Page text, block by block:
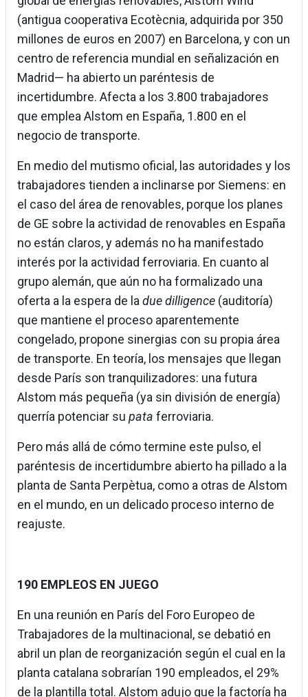
(antigua cooperativa Ecotècnia, adquirida por 350
millones de euros en 2007) en Barcelona, y con un
centro de referencia mundial en señalización en
Madrid— ha abierto un paréntesis de
incertidumbre. Afecta a los 3.800 trabajadores
que emplea Alstom en España, 1.800 en el
negocio de transporte.
En medio del mutismo oficial, las autoridades y los
trabajadores tienden a inclinarse por Siemens: en
el caso del área de renovables, porque los planes
de GE sobre la actividad de renovables en España
no están claros, y además no ha manifestado
interés por la actividad ferroviaria. En cuanto al
grupo alemán, que aún no ha formalizado una
oferta a la espera de la due dilligence (auditoría)
que mantiene el proceso aparentemente
congelado, propone sinergias con su propia área
de transporte. En teoría, los mensajes que llegan
desde París son tranquilizadores: una futura
Alstom más pequeña (ya sin división de energía)
querría potenciar su pata ferroviaria.
Pero más allá de cómo termine este pulso, el
paréntesis de incertidumbre abierto ha pillado a la
planta de Santa Perpètua, como a otras de Alstom
en el mundo, en un delicado proceso interno de
reajuste.
190 EMPLEOS EN JUEGO
En una reunión en París del Foro Europeo de
Trabajadores de la multinacional, se debatió en
abril un plan de reorganización según el cual en la
planta catalana sobrarían 190 empleados, el 29%
de la plantilla total. Alstom adujo que la factoría ha